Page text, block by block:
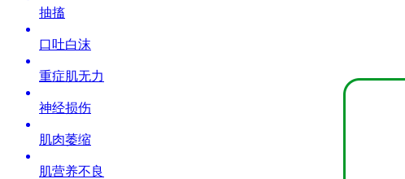
抽搐
口吐白沫
重症肌无力
神经损伤
肌肉萎缩
肌营养不良